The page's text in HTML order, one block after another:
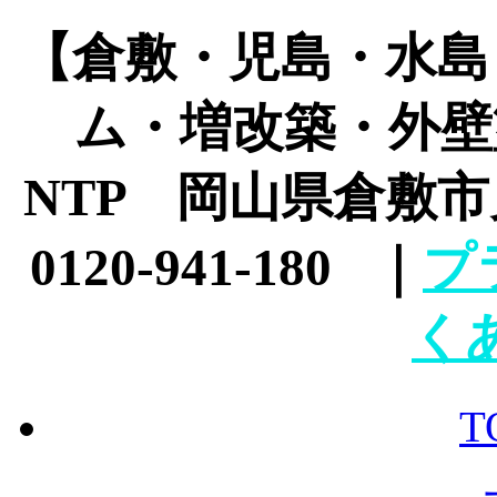
【倉敷・児島・水
ム・増改築・外
NTP 岡山県倉敷
0120-941-180 ｜ プ
く